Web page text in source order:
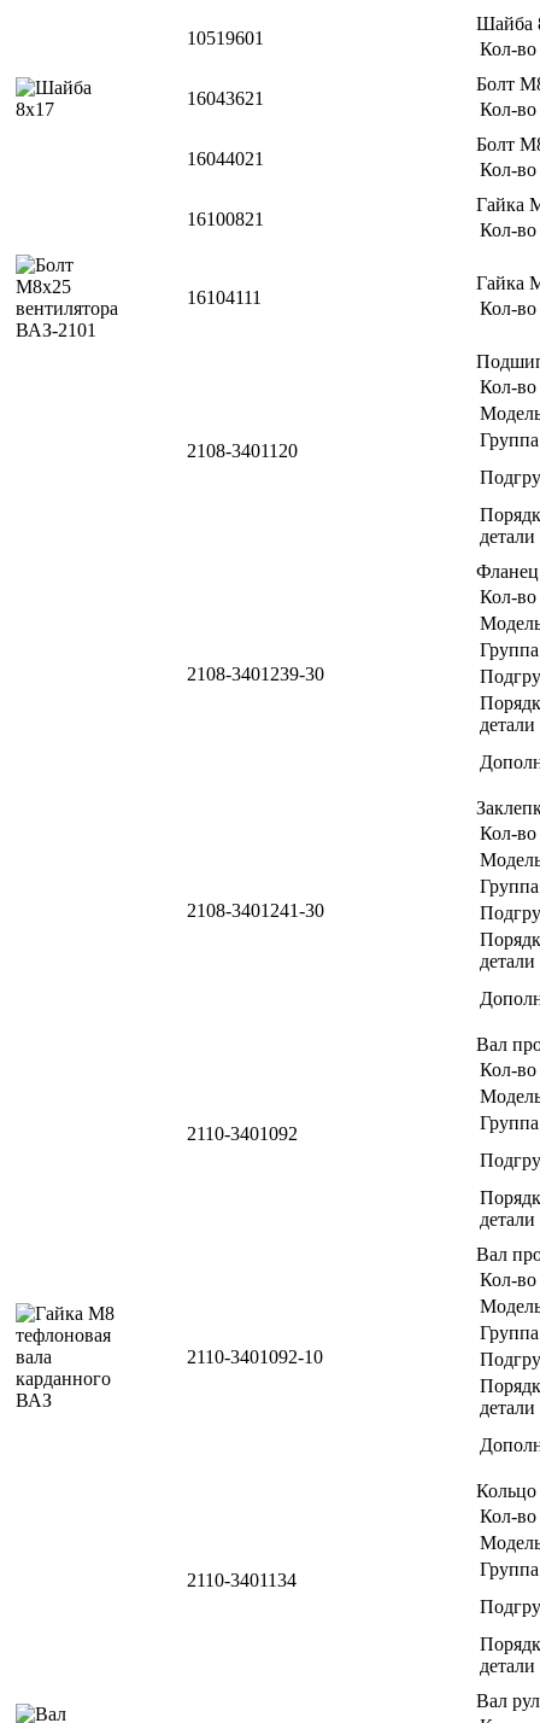
10519601
Шайба
Кол-
16043621
Болт
Кол-
16044021
Болт
Кол-
16100821
Гайка
Кол-
16104111
Гайка
Кол-
2108-3401120
Кол-
Группа
детали
2108-3401239-30
Кол-
Группа
детали
2108-3401241-30
Кол-
Группа
детали
2110-3401092
Вал
Кол-
Группа
детали
2110-3401092-10
Вал
Кол-
Группа
детали
2110-3401134
Кольцо
Кол-
Группа
детали
Вал